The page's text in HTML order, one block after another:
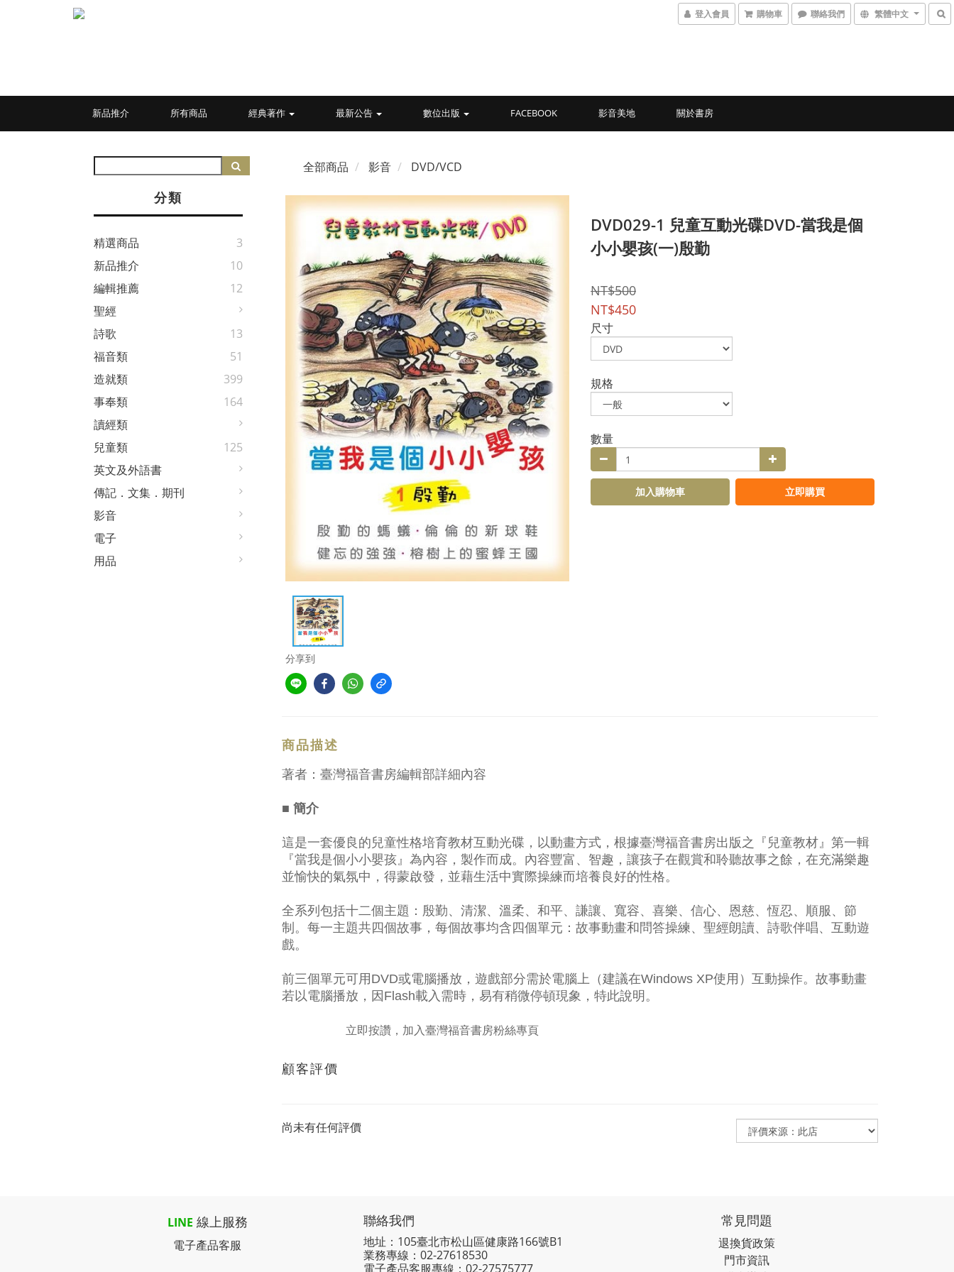
登入會員 購物車 聯絡我們 繁體中文
新品推介 所有商品 經典著作 最新公告 數位出版 FACEBOOK 影音美地 關於書房
分類
精選商品
3
新品推介
10
編輯推薦
12
聖經
詩歌
13
福音類
51
造就類
399
事奉類
164
讀經類
兒童類
125
英文及外語書
傳記．文集．期刊
影音
電子
用品
全部商品 影音 DVD/VCD
分享到
DVD029-1 兒童互動光碟DVD-當我是個
小小嬰孩(一)殷勤
NT$500
NT$450
尺寸
規格
數量
加入購物車 立即購買
商品描述
著者：臺灣福音書房編輯部詳細內容
■ 簡介
這是一套優良的兒童性格培育教材互動光碟，以動畫方式，根據臺灣福音書房出版之『兒童教材』第一輯
『當我是個小小嬰孩』為內容，製作而成。內容豐富、智趣，讓孩子在觀賞和聆聽故事之餘，在充滿樂趣
並愉快的氣氛中，得蒙啟發，並藉生活中實際操練而培養良好的性格。
全系列包括十二個主題：殷勤、清潔、溫柔、和平、謙讓、寬容、喜樂、信心、恩慈、恆忍、順服、節
制。每一主題共四個故事，每個故事均含四個單元： 故事動畫和 問答操練、 聖經朗讀、 詩歌伴唱、 互動遊
戲。
前三個單元可用DVD或電腦播放，遊戲部分需於電腦上（建議在Windows XP使用）互動操作。故事動畫
若以電腦播放，因Flash載入需時，易有稍微停頓現象，特此說明。
立即按讚，加入臺灣福音書房粉絲專頁
顧客評價
尚未有任何評價
LINE 線上服務
電子產品客服
聯絡我們
地址：105臺北市松山區健康路166號B1
業務專線： 02-27618530
電子產品客服專線：02-27575777
常見問題
退換貨政策
門市資訊